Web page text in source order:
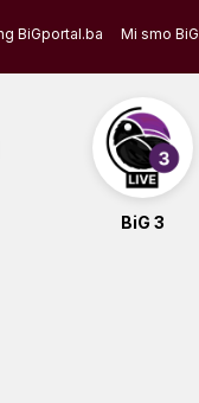
BiGportal.ba Mi smo BiG
BiG 3